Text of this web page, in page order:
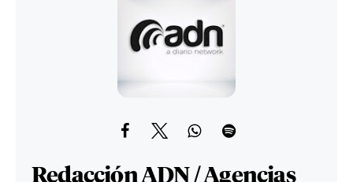
Redacción ADN / Agencias